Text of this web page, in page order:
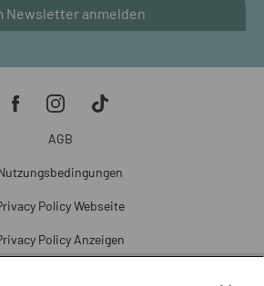
Newsletter anmelden
AGB
Policy Webseite
Policy Anzeigen